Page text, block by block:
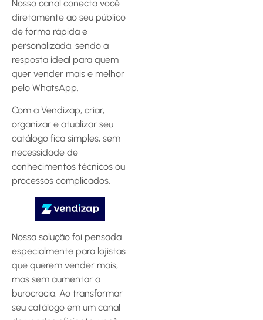
Nosso canal conecta você
diretamente ao seu público
de forma rápida e
personalizada, sendo a
resposta ideal para quem
quer vender mais e melhor
pelo WhatsApp.
Com a Vendizap, criar,
organizar e atualizar seu
catálogo fica simples, sem
necessidade de
conhecimentos técnicos ou
processos complicados.
Nossa solução foi pensada
especialmente para lojistas
que querem vender mais,
mas sem aumentar a
burocracia. Ao transformar
seu catálogo em um canal